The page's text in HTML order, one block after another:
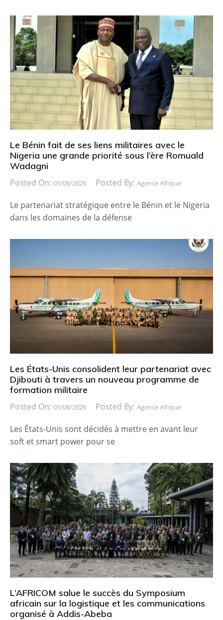
Le Bénin fait de ses liens militaires avec le
Nigeria une grande priorité sous l’ère Romuald
Wadagni
Posted On: 05/08/2026 Posted By: Agence Afrique
Le partenariat stratégique entre le Bénin et le Nigeria
dans les domaines de la défense
Les États-Unis consolident leur partenariat avec
Djibouti à travers un nouveau programme de
formation militaire
Posted On: 05/08/2026 Posted By: Agence Afrique
Les États-Unis sont décidés à mettre en avant leur
soft et smart power pour se
L’AFRICOM salue le succès du Symposium
africain sur la logistique et les communications
organisé à Addis-Abeba